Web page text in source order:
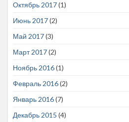
Октябрь 2017(1)
Июнь 2017(2)
Май 2017(3)
Март 2017(2)
Ноябрь 2016(1)
Февраль 2016(2)
Январь 2016(7)
Декабрь 2015 (4)